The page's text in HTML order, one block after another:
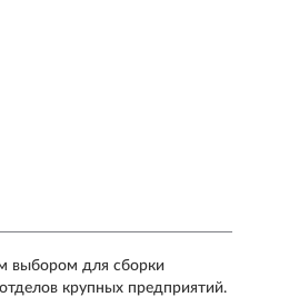
выбором для сборки
крупных предприятий.